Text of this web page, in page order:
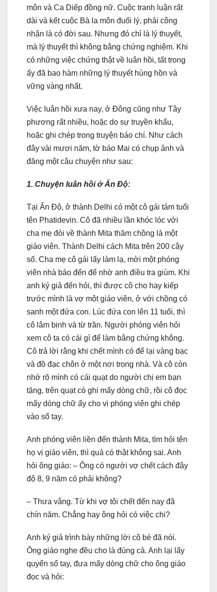
môn và Ca Diếp đồng nữ. Cuộc tranh luận rất
dài và kết cuộc Bà la môn đuối lý, phải công
nhận là có đời sau. Nhưng đó chỉ là lý thuyết,
mà lý thuyết thì không bằng chứng nghiệm. Khi
có những việc chứng thật về luân hồi, tất trong
ấy đã bao hàm những lý thuyết hùng hồn và
vững vàng nhất.
Việc luân hồi xưa nay, ở Ðông cũng như Tây
phương rất nhiều, hoặc do sự truyền khẩu,
hoặc ghi chép trong truyện báo chí. Như cách
đây vài mươi năm, tờ báo Mai có chụp ảnh và
đăng một câu chuyện như sau:
1. Chuyện luân hồi ở Ấn Ðộ:
Tại Ấn Ðộ, ở thành Delhi có một cô gái tám tuổi
tên Phatidevin. Cô đã nhiều lần khóc lóc với
cha mẹ đòi về thành Mita thăm chồng là một
giáo viên. Thành Delhi cách Mita trên 200 cây
số. Cha mẹ cô gái lấy làm lạ, mời một phóng
viên nhà báo đến để nhờ anh điều tra giùm. Khi
anh ký giả đến hỏi, thì được cô cho hay kiếp
trước mình là vợ một giáo viên, ở với chồng có
sanh một đứa con. Lúc đứa con lên 11 tuổi, thì
cô lâm bịnh và từ trần. Người phóng viên hỏi
xem cô ta có cái gì để làm bằng chứng không.
Cô trả lời rằng khi chết mình có để lại vàng bạc
và đồ đạc chôn ở một nơi trong nhà. Và cô còn
nhớ rõ mình có cái quạt do người chị em bạn
tặng, trên quạt có ghi mấy dòng chữ, rồi cô đọc
mấy dòng chữ ấy cho vị phóng viên ghi chép
vào sổ tay.
Anh phóng viên liền đến thành Mita, tìm hỏi tên
họ vị giáo viên, thì quả có thật không sai. Anh
hỏi ông giáo: – Ông có người vợ chết cách đây
độ 8, 9 năm có phải không?
– Thưa vâng. Từ khi vợ tôi chết đến nay đã
chín năm. Chẳng hay ông hỏi có việc chi?
Anh ký giả trình bày những lời cô bé đã nói.
Ông giáo nghe đều cho là đúng cả. Anh lại lấy
quyển sổ tay, đưa mấy dòng chữ cho ông giáo
đọc và hỏi: